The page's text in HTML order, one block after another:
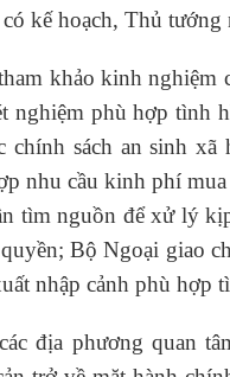
kế hoạch, Thủ tướng
khảo kinh nghiệm
nghiệm phù hợp tình
chính sách an sinh
nhu cầu kinh phí
tìm nguồn để xử lý
quyền; Bộ Ngoại giao
nhập cảnh phù hợp
địa phương quan